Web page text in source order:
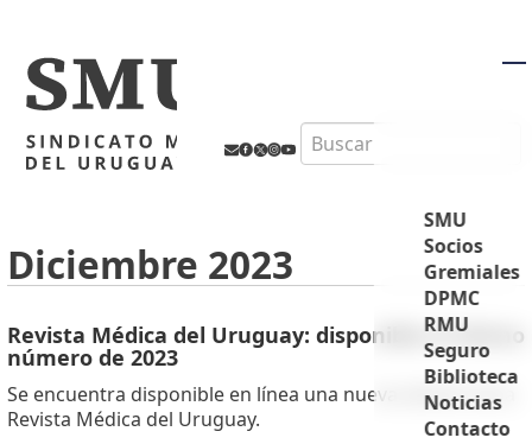
Search
SMU
Socios
Gremiales
DPMC
RMU
Seguro
Biblioteca
Noticias
Contacto
Diciembre 2023
Revista Médica del Uruguay: disponible el último
número de 2023
Se encuentra disponible en línea una nueva edición de la
Revista Médica del Uruguay.